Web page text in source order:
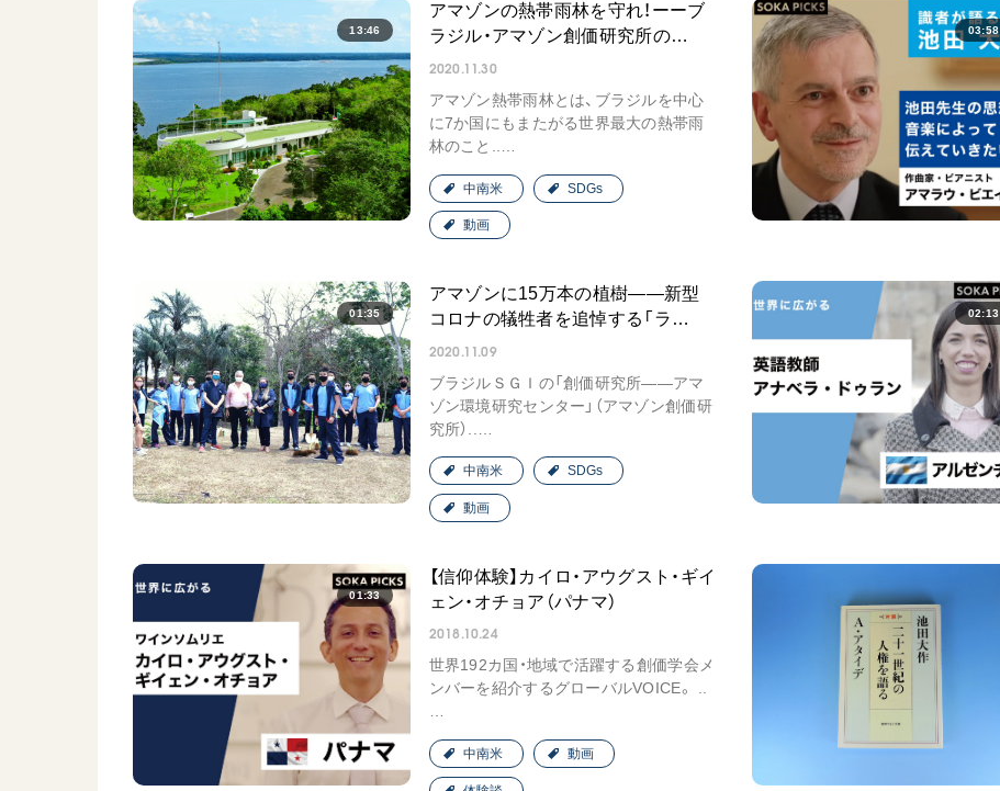
13:46
アマゾンの熱帯雨林を守れ！ーーブ
ラジル・アマゾン創価研究所の…
2020.11.30
アマゾン熱帯雨林とは、ブラジルを中心
に7か国にもまたがる世界最大の熱帯雨
林のこと..…
中南米 SDGs
動画
03:58
01:35
アマゾンに15万本の植樹――新型
コロナの犠牲者を追悼する「ラ…
2020.11.09
ブラジルＳＧＩの「創価研究所――アマ
ゾン環境研究センター」（アマゾン創価研
究所）..…
中南米 SDGs
動画
02:13
01:33
【信仰体験】カイロ・アウグスト・ギイ
ェン・オチョア（パナマ）
2018.10.24
世界192カ国・地域で活躍する創価学会メ
ンバーを紹介するグローバルVOICE。 ..
…
中南米 動画